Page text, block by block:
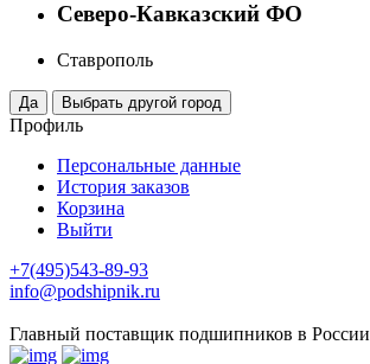
Северо-Кавказский ФО
Ставрополь
Профиль
Персональные данные
История заказов
Корзина
Выйти
+7(495)543-89-93
info@podshipnik.ru
Главный поставщик подшипников в России